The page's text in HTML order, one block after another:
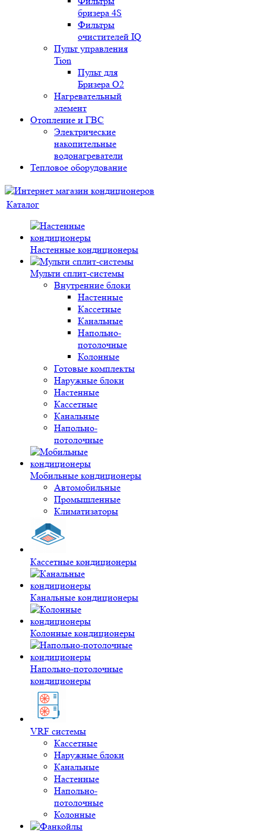
бризера 4S
Фильтры
очистителей IQ
Пульт управления
Tion
Пульт для
Бризера O2
Нагревательный
элемент
Отопление и ГВС
Электрические
накопительные
водонагреватели
Тепловое оборудование
Каталог
Настенные кондиционеры
Мульти сплит-системы
Внутренние блоки
Настенные
Кассетные
Канальные
Напольно-
потолочные
Колонные
Готовые комплекты
Наружные блоки
Настенные
Кассетные
Канальные
Напольно-
потолочные
Мобильные кондиционеры
Автомобильные
Промышленные
Климатизаторы
Кассетные кондиционеры
Канальные кондиционеры
Колонные кондиционеры
Напольно-потолочные
кондиционеры
VRF системы
Кассетные
Наружные блоки
Канальные
Настенные
Напольно-
потолочные
Колонные